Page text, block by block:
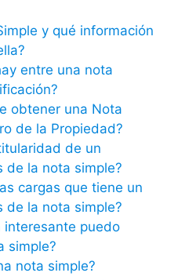
y qué información
entre una nota
obtener una Nota
de la Propiedad?
de un
de la nota simple?
cargas que tiene un
de la nota simple?
interesante puedo
simple?
nota simple?